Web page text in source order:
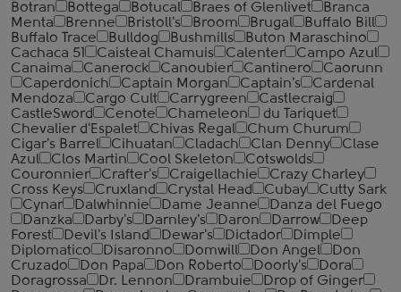
Botran
Bottega Botucal Braes of Glenlivet
Branca
Menta
Brenne Bristoll's Broom Brugal
Buffalo Bill
Buffalo Trace
Bulldog Bushmills
Buton Maraschino
Cachaca 51
Caisteal Chamuis Calenter
Campo Azul
Canaima
Canerock Canoubier Cantinero
Caorunn
Caperdonich
Captain Morgan Captain's
Cardenal
Mendoza
Cargo Cult Carrygreen
Castlecraig
CastleSword
Cenote Chameleon
du Tariquet
Chevalier d'Espalet
Chivas Regal
Chum Churum
Cigar's Barrel
Cihuatan Cladach Clan Denny
Clase
Azul
Clos Martin Cool Skeleton
Cotswolds
Couronnier
Crafter's Craigellachie
Crazy Charley
Cross Keys
Cruxland Crystal Head Cubay
Cutty Sark
Cynar
Dalwhinnie Dame Jeanne
Danza del Fuego
Danzka
Darby's Darnley's Daron Darrow
Deep
Forest
Devil's Island Dewar's Dictador
Dimple
Diplomatico
Disaronno Domwill Don Angel
Don
Cruzado
Don Papa Don Roberto Doorly's
Dora
Doragrossa
Dr. Lennon Drambuie
Drop of Ginger